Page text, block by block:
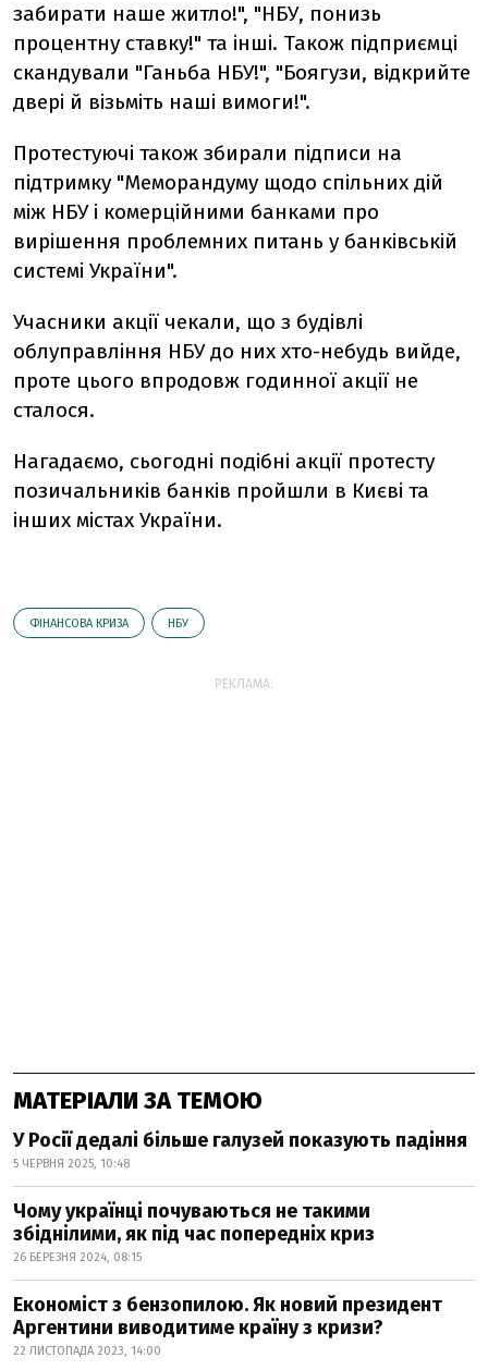
забирати наше житло!", "НБУ, понизь
процентну ставку!" та інші. Також підприємці
скандували "Ганьба НБУ!", "Боягузи, відкрийте
двері й візьміть наші вимоги!".
Протестуючі також збирали підписи на
підтримку "Меморандуму щодо спільних дій
між НБУ і комерційними банками про
вирішення проблемних питань у банківській
системі України".
Учасники акції чекали, що з будівлі
облуправління НБУ до них хто-небудь вийде,
проте цього впродовж годинної акції не
сталося.
Нагадаємо, сьогодні подібні акції протесту
позичальників банків пройшли в Києві та
інших містах України.
ФІНАНСОВА КРИЗА НБУ
РЕКЛАМА:
МАТЕРІАЛИ ЗА ТЕМОЮ
У Росії дедалі більше галузей показують падіння
5 ЧЕРВНЯ 2025, 10:48
Чому українці почуваються не такими
збіднілими, як під час попередніх криз
26 БЕРЕЗНЯ 2024, 08:15
Економіст з бензопилою. Як новий президент
Аргентини виводитиме країну з кризи?
22 ЛИСТОПАДА 2023, 14:00